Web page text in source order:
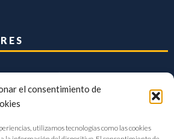
el consentimiento de
utilizamos tecnologías como las cookies